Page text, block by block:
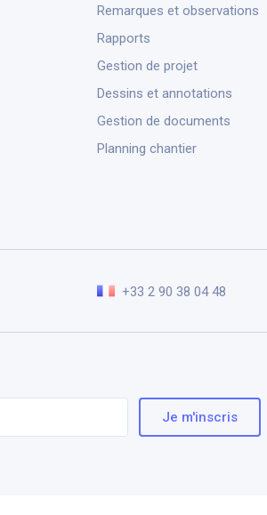
Remarques et observations
Rapports
Gestion de projet
Dessins et annotations
Gestion de documents
Planning chantier
+33 2 90 38 04 48